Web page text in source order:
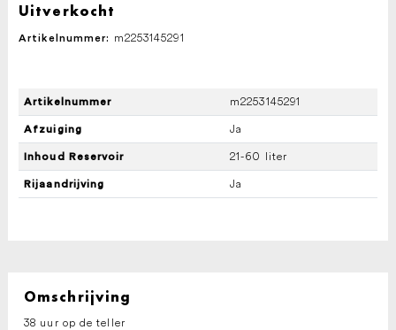
Uitverkocht
Artikelnummer: m2253145291
Artikelnummer m2253145291
Afzuiging Ja
Inhoud Reservoir 21-60 liter
Rijaandrijving Ja
Omschrijving
38 uur op de teller